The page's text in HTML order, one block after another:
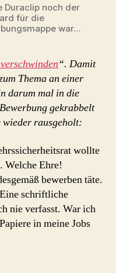
Duraclip noch der
für die
war…
“. Damit
Thema an einer
darum mal in die
gekrabbelt
rausgeholt:
wollte
Welche Ehre!
bewerben täte.
schriftliche
nie verfasst. War ich
in meine Jobs